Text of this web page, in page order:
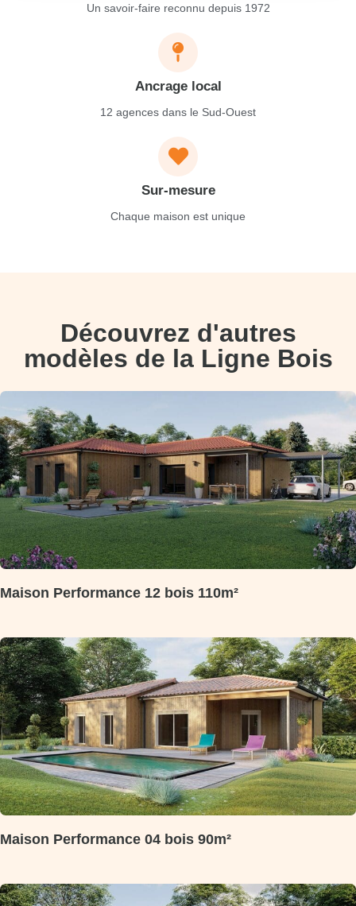
Un savoir-faire reconnu depuis 1972
Ancrage local
12 agences dans le Sud-Ouest
Sur-mesure
Chaque maison est unique
Découvrez d'autres
modèles de la Ligne Bois
Maison Performance 12 bois 110m²
Maison Performance 04 bois 90m²